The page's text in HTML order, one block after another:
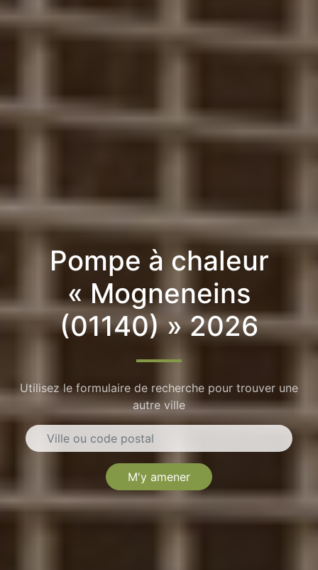
Pompe à chaleur
« Mogneneins
(01140) » 2026
Utilisez le formulaire de recherche pour trouver une
autre ville
M'y amener